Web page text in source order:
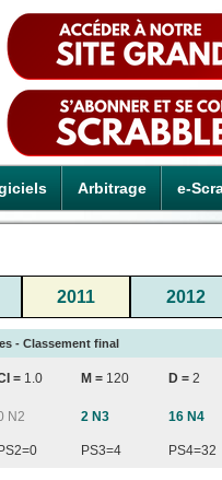
Arbitrage e-
2011 2012
- Classement final
= 1.0 M = 120 D = 2
N2 2 N3 16 N4
PS2=0 PS3=4 PS4=32